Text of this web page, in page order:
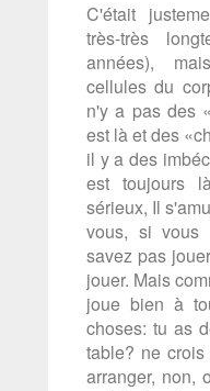
C'était
très-très
années),
cellules du
n'y a pas des
est là et des
il y a des
est toujours
sérieux, Il
vous, si vous
savez pas
jouer. Mais
joue bien à
choses: tu as
table? ne
arranger, non,